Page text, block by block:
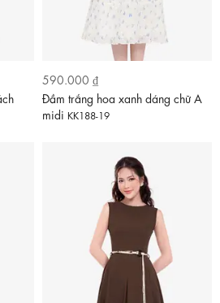
590.000 ₫
Đầm trắng hoa xanh dáng chữ A
midi KK188-19